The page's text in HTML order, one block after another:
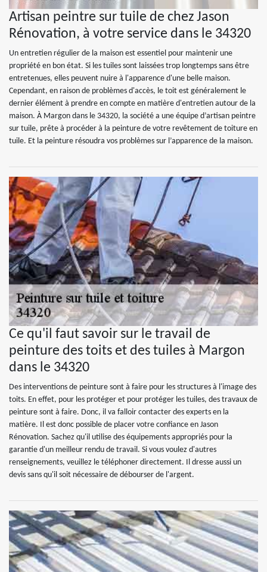
Artisan peintre sur tuile de chez Jason
Rénovation, à votre service dans le 34320
Un entretien régulier de la maison est essentiel pour maintenir une
propriété en bon état. Si les tuiles sont laissées trop longtemps sans être
entretenues, elles peuvent nuire à l'apparence d'une belle maison.
Cependant, en raison de problèmes d'accès, le toit est généralement le
dernier élément à prendre en compte en matière d'entretien autour de la
maison. À Margon dans le 34320, la société a une équipe d’artisan peintre
sur tuile, prête à procéder à la peinture de votre revêtement de toiture en
tuile. Et la peinture résoudra vos problèmes sur l’apparence de la maison.
Ce qu'il faut savoir sur le travail de
peinture des toits et des tuiles à Margon
dans le 34320
Des interventions de peinture sont à faire pour les structures à l'image des
toits. En effet, pour les protéger et pour protéger les tuiles, des travaux de
peinture sont à faire. Donc, il va falloir contacter des experts en la
matière. Il est donc possible de placer votre confiance en Jason
Rénovation. Sachez qu'il utilise des équipements appropriés pour la
garantie d'un meilleur rendu de travail. Si vous voulez d'autres
renseignements, veuillez le téléphoner directement. Il dresse aussi un
devis sans qu'il soit nécessaire de débourser de l'argent.